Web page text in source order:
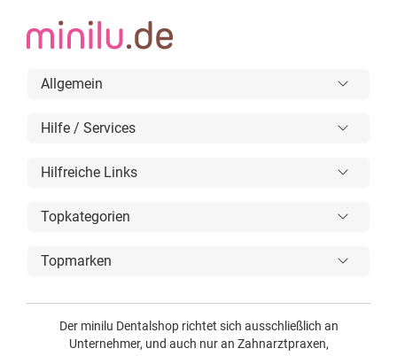
Allgemein
Hilfe / Services
Hilfreiche Links
Topkategorien
Topmarken
Der minilu Dentalshop richtet sich ausschließlich an
Unternehmer, und auch nur an Zahnarztpraxen,